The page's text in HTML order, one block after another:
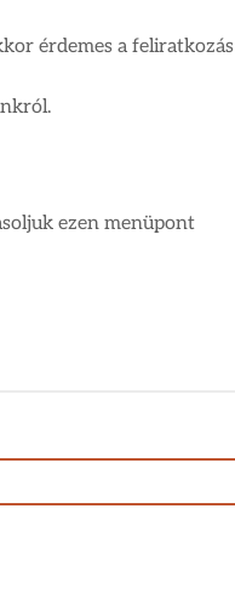
érdemes a feliratkozás
ezen menüpont